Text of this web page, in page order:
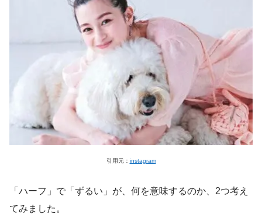
引用元： instagram
「ハーフ」で「ずるい」が、何を意味するのか、2つ考え
てみました。